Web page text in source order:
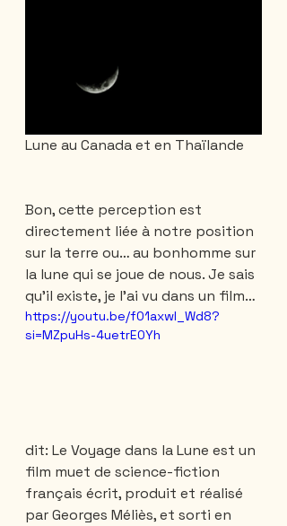
Lune au Canada et en Thaïlande
Bon, cette perception est
directement liée à notre position
sur la terre ou… au bonhomme sur
la lune qui se joue de nous. Je sais
qu’il existe, je l’ai vu dans un film…
https://youtu.be/f01axwl_Wd8?
si=MZpuHs-4uetrE0Yh
dit: Le Voyage dans la Lune est un
film muet de science-fiction
français écrit, produit et réalisé
par Georges Méliès, et sorti en